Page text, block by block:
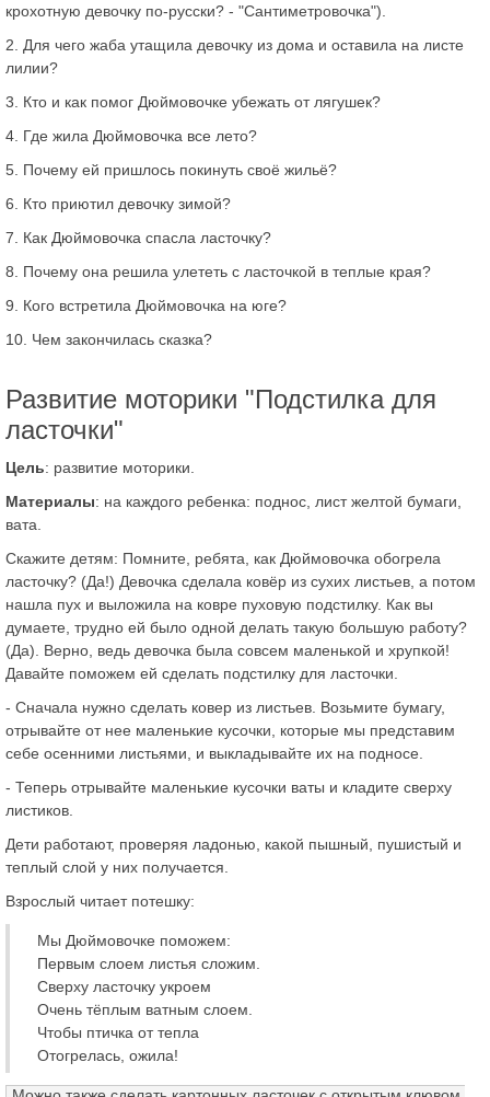
крохотную девочку по-русски? - "Сантиметровочка").
2. Для чего жаба утащила девочку из дома и оставила на листе
лилии?
3. Кто и как помог Дюймовочке убежать от лягушек?
4. Где жила Дюймовочка все лето?
5. Почему ей пришлось покинуть своё жильё?
6. Кто приютил девочку зимой?
7. Как Дюймовочка спасла ласточку?
8. Почему она решила улететь с ласточкой в теплые края?
9. Кого встретила Дюймовочка на юге?
10. Чем закончилась сказка?
Развитие моторики "Подстилка для
ласточки"
Цель: развитие моторики.
Материалы: на каждого ребенка: поднос, лист желтой бумаги,
вата.
Скажите детям: Помните, ребята, как Дюймовочка обогрела
ласточку? (Да!) Девочка сделала ковёр из сухих листьев, а потом
нашла пух и выложила на ковре пуховую подстилку. Как вы
думаете, трудно ей было одной делать такую большую работу?
(Да). Верно, ведь девочка была совсем маленькой и хрупкой!
Давайте поможем ей сделать подстилку для ласточки.
- Сначала нужно сделать ковер из листьев. Возьмите бумагу,
отрывайте от нее маленькие кусочки, которые мы представим
себе осенними листьями, и выкладывайте их на подносе.
- Теперь отрывайте маленькие кусочки ваты и кладите сверху
листиков.
Дети работают, проверяя ладонью, какой пышный, пушистый и
теплый слой у них получается.
Взрослый читает потешку:
Мы Дюймовочке поможем:
Первым слоем листья сложим.
Сверху ласточку укроем
Очень тёплым ватным слоем.
Чтобы птичка от тепла
Отогрелась, ожила!